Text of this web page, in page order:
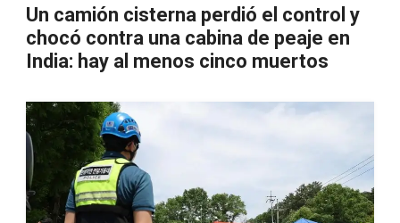
Un camión cisterna perdió el control y
chocó contra una cabina de peaje en
India: hay al menos cinco muertos